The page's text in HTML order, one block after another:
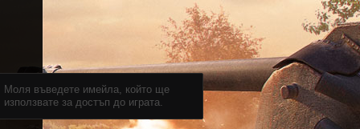
Моля въведете имейла, който ще
използвате за достъп до играта.